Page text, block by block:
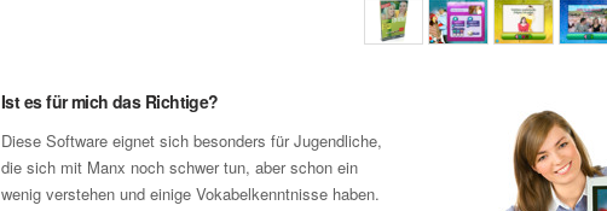
Ist es für mich das Richtige?
Diese Software eignet sich besonders für Jugendliche,
die sich mit Manx noch schwer tun, aber schon ein
wenig verstehen und einige Vokabelkenntnisse haben.